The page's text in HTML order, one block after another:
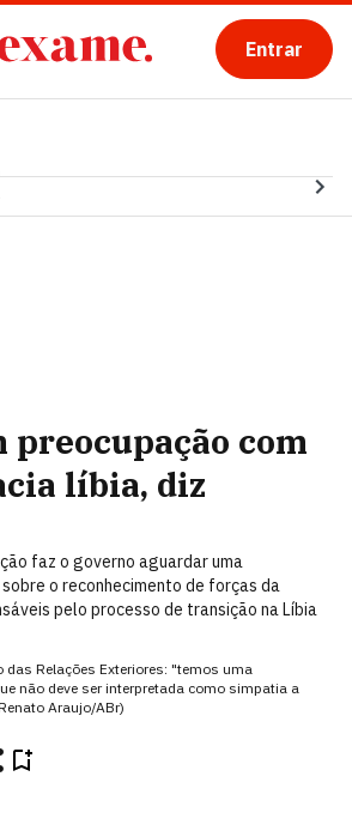
Entrar
com
líbia, diz
faz o governo aguardar uma
o reconhecimento de forças da
pelo processo de transição na Líbia
Relações Exteriores: "temos uma
não deve ser interpretada como simpatia a
Araujo/ABr)